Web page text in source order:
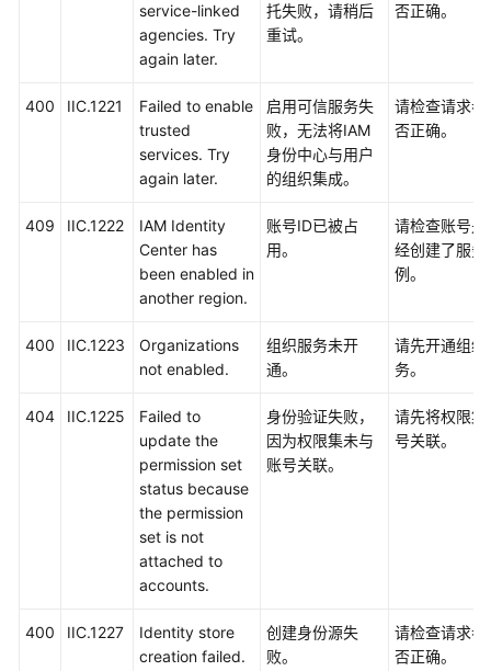
议
书
持
service-linked
agencies. Try
again later.
托失败，请稍后
重试。
否正确。
400 IIC.1221
Failed to enable
trusted
services. Try
again later.
启用可信服务失
败，无法将IAM
身份中心与用户
的组织集成。
请检查请求参
否正确。
409 IIC.1222
IAM Identity
Center has
been enabled in
another region.
账号ID已被占
用。
请检查账号是
经创建了服务
例。
400 IIC.1223
Organizations
not enabled.
组织服务未开
通。
请先开通组织
务。
404 IIC.1225
Failed to
update the
permission set
status because
the permission
set is not
attached to
accounts.
身份验证失败，
因为权限集未与
账号关联。
请先将权限集
号关联。
400 IIC.1227
Identity store
creation failed.
创建身份源失
败。
请检查请求参
否正确。